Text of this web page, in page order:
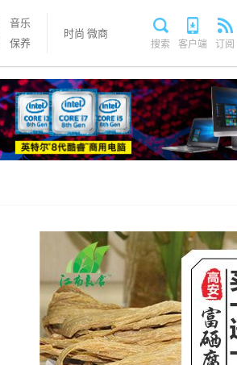
音乐
保养
时尚 微商
搜索 客户端 订阅